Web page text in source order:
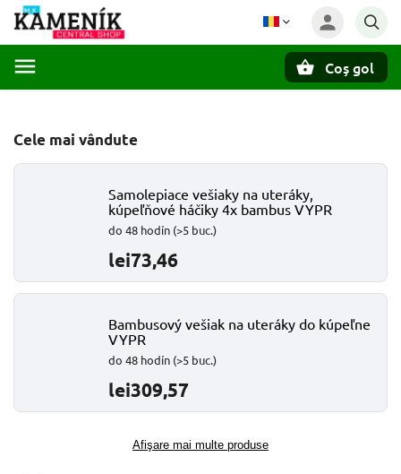
Coş gol
Cele mai vândute
Samolepiace vešiaky na uteráky,
kúpeľňové háčiky 4x bambus VYPR
do 48 hodín (>5 buc.)
lei73,46
Bambusový vešiak na uteráky do kúpeľne
VYPR
do 48 hodín (>5 buc.)
lei309,57
Afişare mai multe produse